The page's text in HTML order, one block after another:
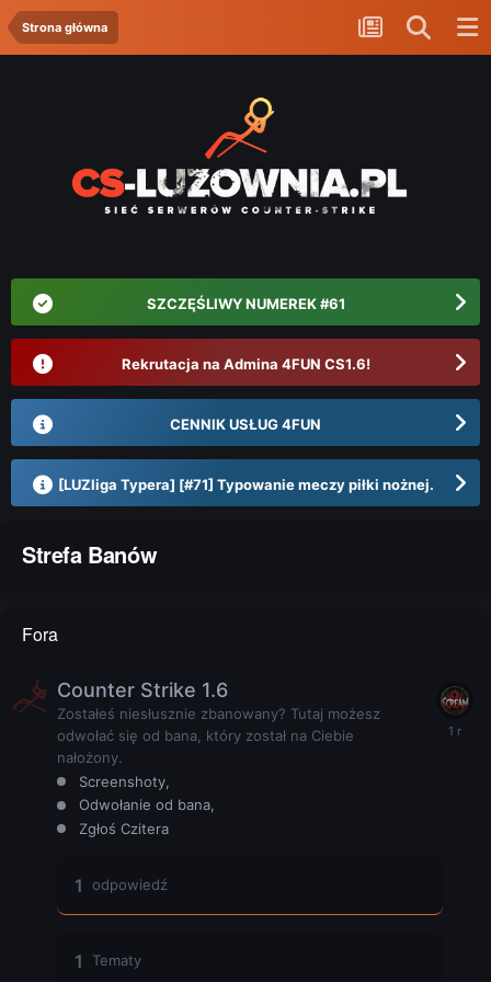
Strona główna
SZCZĘŚLIWY NUMEREK #61
Rekrutacja na Admina 4FUN CS1.6!
CENNIK USŁUG 4FUN
[LUZliga Typera] [#71] Typowanie meczy piłki nożnej.
Strefa Banów
Fora
Counter Strike 1.6
Zostałeś niesłusznie zbanowany? Tutaj możesz
odwołać się od bana, który został na Ciebie
nałożony.
Screenshoty
Odwołanie od bana
Zgłoś Czitera
1 odpowiedź
1 Tematy